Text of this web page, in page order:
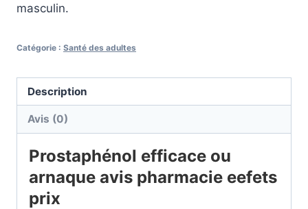
masculin.
Catégorie : Santé des adultes
Description
Avis (0)
Prostaphénol efficace ou
arnaque avis pharmacie eefets
prix